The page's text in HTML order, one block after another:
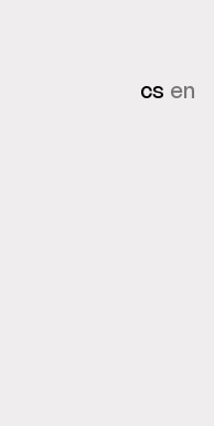
cs en